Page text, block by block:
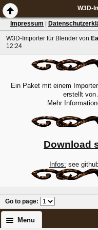
W3D-
Impressum
W3D-Importer für Blender von
12:24
Ein Paket mit einem
erstellt von
Mehr
Download
Infos: see
Go to page:
Menu